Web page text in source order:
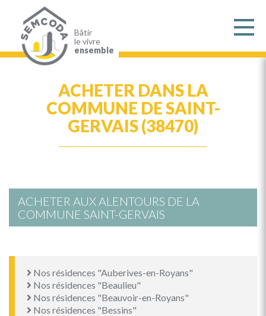
contenu
principal
Bâtir
le vivre
ensemble
ACHETER DANS LA
COMMUNE DE SAINT-
GERVAIS (38470)
ACHETER AUX ALENTOURS DE LA
COMMUNE SAINT-GERVAIS
Nos résidences "Auberives-en-Royans"
Nos résidences "Beaulieu"
Nos résidences "Beauvoir-en-Royans"
Nos résidences "Bessins"